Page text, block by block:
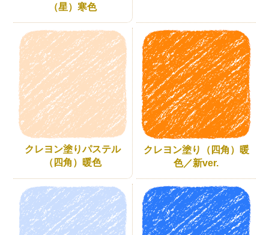
（星）寒色
クレヨン塗りパステル
（四角）暖色
クレヨン塗り（四角）暖
色／新ver.